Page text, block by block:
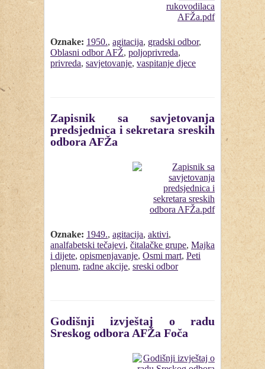
Oznake: 1950., agitacija, gradski odbor,
Oblasni odbor AFŽ, poljoprivreda,
privreda, savjetovanje, vaspitanje djece
Zapisnik sa savjetovanja
predsjednica i sekretara sreskih
odbora AFŽa
Oznake: 1949., agitacija, aktivi,
analfabetski tečajevi, čitalačke grupe, Majka
i dijete, opismenjavanje, Osmi mart, Peti
plenum, radne akcije, sreski odbor
Godišnji izvještaj o radu
Sreskog odbora AFŽa Foča